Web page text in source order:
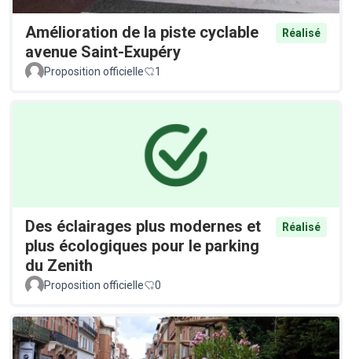
Amélioration de la piste cyclable
avenue Saint-Exupéry
Réalisé
Proposition officielle 1
Des éclairages plus modernes et
plus écologiques pour le parking
du Zenith
Réalisé
Proposition officielle 0